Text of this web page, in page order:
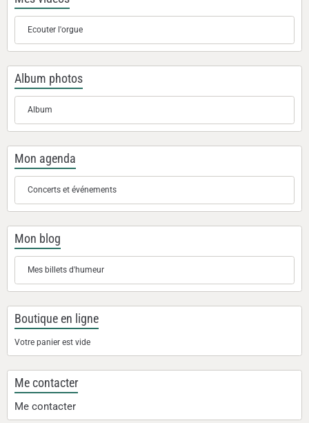
Ecouter l'orgue
Album photos
Album
Mon agenda
Concerts et événements
Mon blog
Mes billets d'humeur
Boutique en ligne
Votre panier est vide
Me contacter
Me contacter